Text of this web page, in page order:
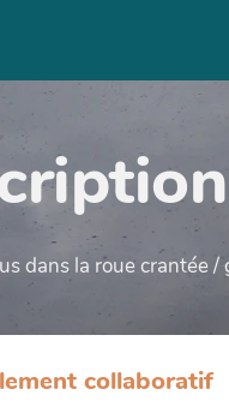
dans la roue crantée
collaboratif